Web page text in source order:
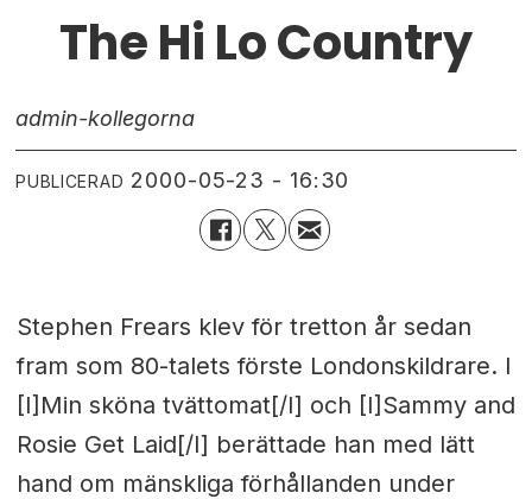
The Hi Lo Country
admin-kollegorna
PUBLICERAD 2000-05-23 - 16:30
Stephen Frears klev för tretton år sedan
fram som 80-talets förste Londonskildrare. I
[I]Min sköna tvättomat[/I] och [I]Sammy and
Rosie Get Laid[/I] berättade han med lätt
hand om mänskliga förhållanden under